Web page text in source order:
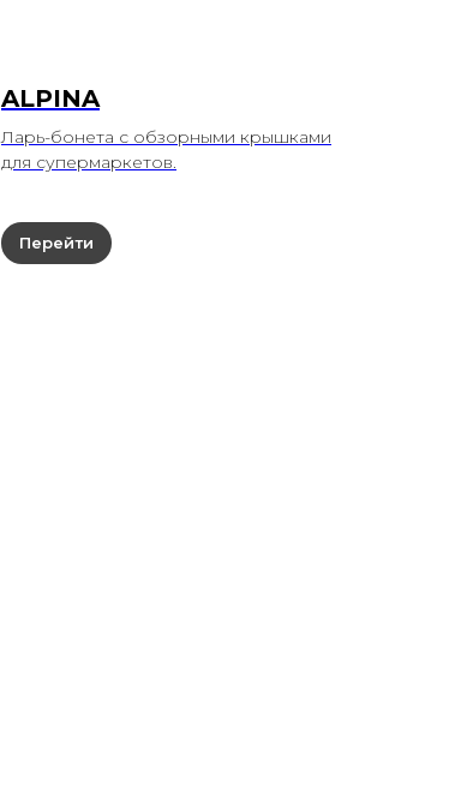
ALPINA
Ларь-бонета с обзорными крышками
для супермаркетов.
Перейти